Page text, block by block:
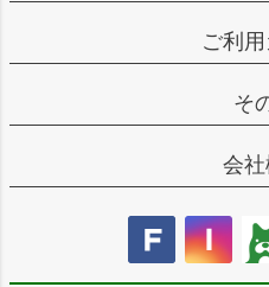
ご利
そ
会